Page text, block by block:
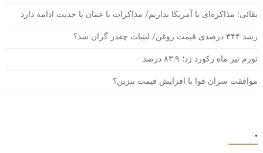
بقائی: مذاکره‌ای با آمریکا نداریم/ مذاکرات با عمان با جدیت ادامه دارد
رشد ۳۴۴ درصدی قیمت روغن/ لبنیات چقدر گران شد؟
تورم تیر ماه رکورد زد؛ ۸۳.۹ درصد
موافقت سران قوا با افزایش قیمت بنزین؟
.